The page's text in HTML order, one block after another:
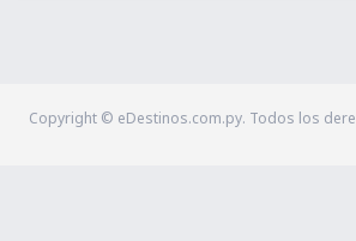
Copyright © eDestinos.com.py. Todos los